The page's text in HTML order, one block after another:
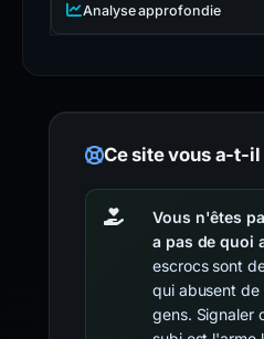
Analyse approfondie
Ce site vous a-t-
Vous n'êtes
a pas de quoi
escrocs sont
qui abusent
gens. Signaler